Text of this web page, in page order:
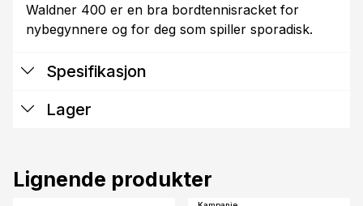
Waldner 400 er en bra bordtennisracket for
nybegynnere og for deg som spiller sporadisk.
Spesifikasjon
Lager
Lignende produkter